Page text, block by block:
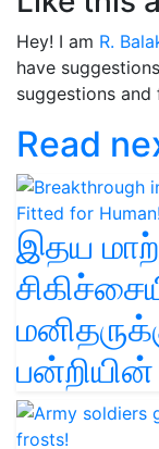
Hey! I am R.
have
suggestions and
Read
இதய